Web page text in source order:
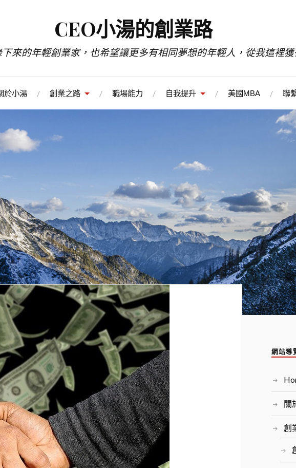
CEO小湯的創業路
來的年輕創業家，也希望讓更多有相同夢想的年輕人，從我這裡獲
於小湯 創業之路 職場能力 自我提升 美國MBA 聯
網站導
關
創